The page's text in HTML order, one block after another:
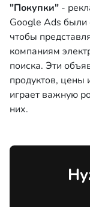
"Покупки" -
Google Ads были
чтобы
компаниям
поиска. Эти
продуктов, цены
играет важную
них.